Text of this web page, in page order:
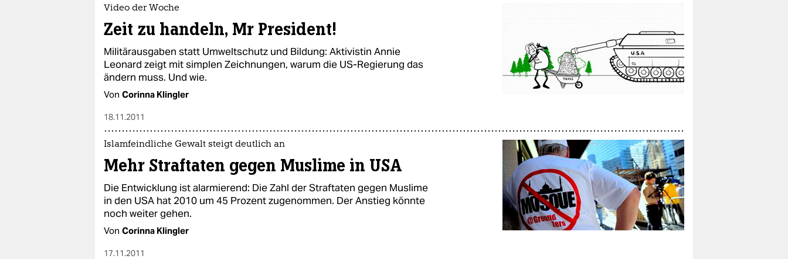
epaper login
Video der Woche
Zeit zu handeln, Mr President!
Militärausgaben statt Umweltschutz und Bildung: Aktivistin Annie
Leonard zeigt mit simplen Zeichnungen, warum die US-Regierung das
ändern muss. Und wie.
Von Corinna Klingler
18.11.2011
Islamfeindliche Gewalt steigt deutlich an
Mehr Straftaten gegen Muslime in USA
Die Entwicklung ist alarmierend: Die Zahl der Straftaten gegen Muslime
in den USA hat 2010 um 45 Prozent zugenommen. Der Anstieg könnte
noch weiter gehen.
Von Corinna Klingler
17.11.2011